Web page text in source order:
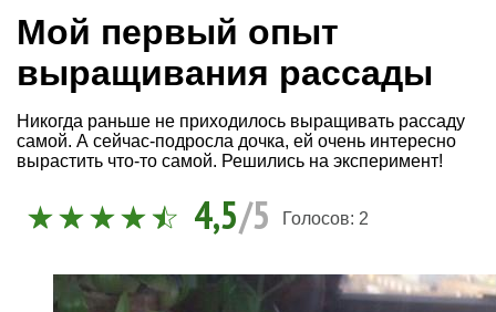
Мой первый опыт
выращивания рассады
Никогда раньше не приходилось выращивать рассаду
самой. А сейчас-подросла дочка, ей очень интересно
вырастить что-то самой. Решились на эксперимент!
4,5/5 Голосов: 2